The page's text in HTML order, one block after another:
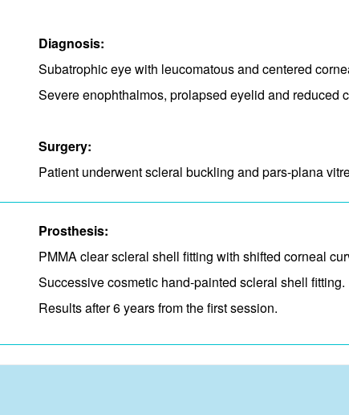
Diagnosis:
Subatrophic eye with leucomatous and centered
Severe enophthalmos, prolapsed eyelid and reduced
Surgery:
Patient underwent scleral buckling and pars-plana
Prosthesis:
PMMA clear scleral shell fitting with shifted corneal
Successive cosmetic hand-painted scleral shell fitting.
Results after 6 years from the first session.